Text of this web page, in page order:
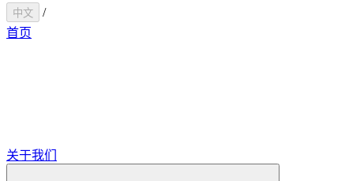
中文
/
首页
关于我们